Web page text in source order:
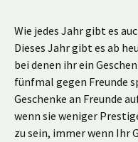
Wie jedes Jahr gibt es
Dieses Jahr gibt es ab
bei denen ihr ein
fünfmal gegen Freunde
Geschenke an Freunde
wenn sie weniger
zu sein, immer wenn Ihr